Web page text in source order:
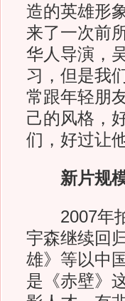
造的英雄形
来了一次前
华人导演，
习，但是我
常跟年轻朋
己的风格，
们，好过让
新片规
2007年拍
宇森继续回
雄》等以中
是《赤壁》